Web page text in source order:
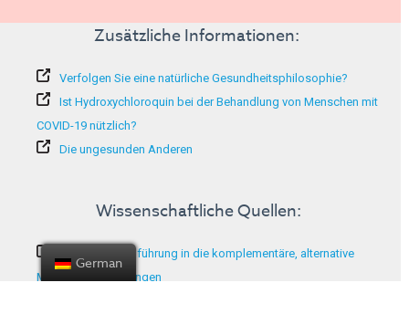
Zusätzliche Informationen:
Verfolgen Sie eine natürliche Gesundheitsphilosophie?
Ist Hydroxychloroquin bei der Behandlung von Menschen mit
COVID-19 nützlich?
Die ungesunden Anderen
Wissenschaftliche Quellen:
Allgemeine Einführung in die komplementäre, alternative
Medizin und Impfungen
German